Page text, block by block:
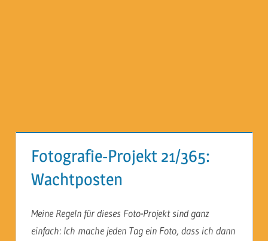
Fotografie-Projekt 21/365:
Wachtposten
Meine Regeln für dieses Foto-Projekt sind ganz
einfach: Ich mache jeden Tag ein Foto, dass ich dann